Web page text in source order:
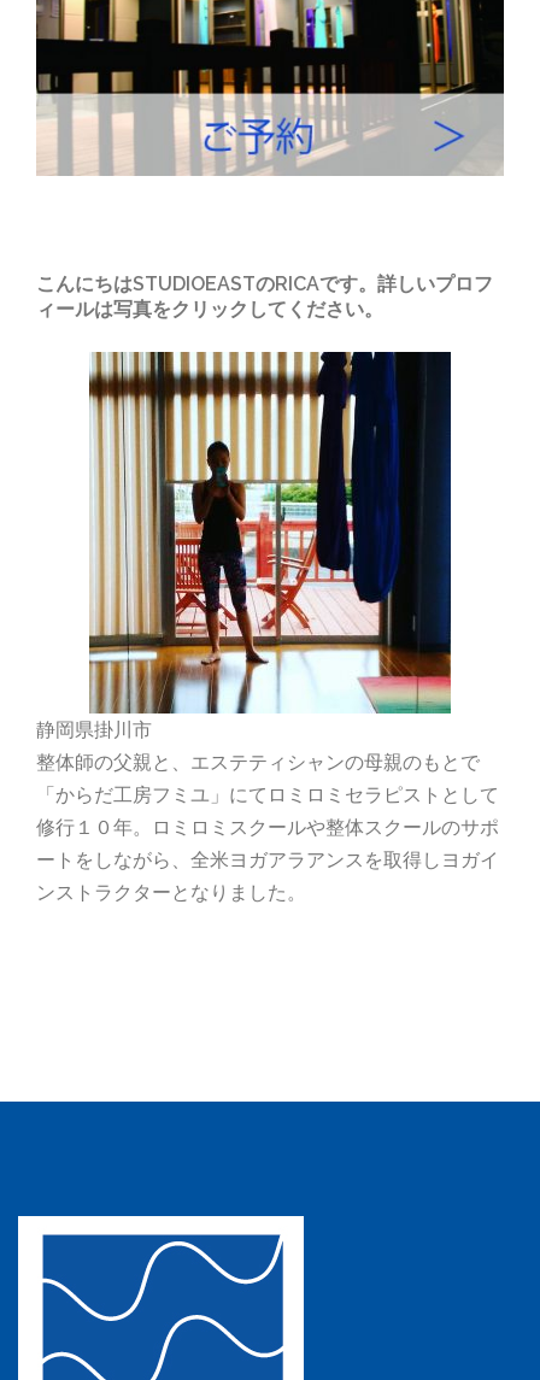
こんにちはSTUDIOEASTのRICAです。詳しいプロフ
ィールは写真をクリックしてください。
静岡県掛川市
整体師の父親と、エステティシャンの母親のもとで
「からだ工房フミユ」にてロミロミセラピストとして
修行１０年。ロミロミスクールや整体スクールのサポ
ートをしながら、全米ヨガアラアンスを取得しヨガイ
ンストラクターとなりました。